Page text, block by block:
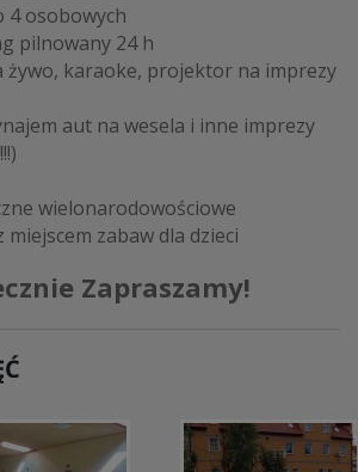
4 osobowych
pilnowany 24 h
żywo, karaoke, projektor na imprezy
aut na wesela i inne imprezy
wielonarodowościowe
zabaw dla dzieci
Zapraszamy!